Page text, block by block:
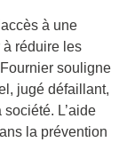
à une
réduire les
souligne
jugé défaillant,
L’aide
la prévention